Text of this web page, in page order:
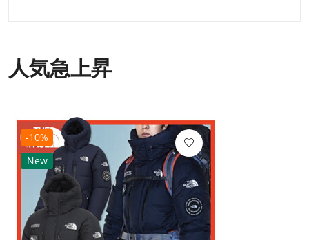
人気急上昇
-10%
New